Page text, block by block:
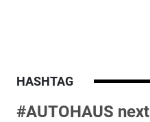
HASHTAG
#AUTOHAUS next